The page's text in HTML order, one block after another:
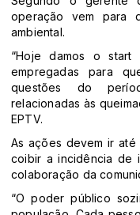
operação vem para
ambiental.
“Hoje damos o
empregadas para
questões do
relacionadas às
EPTV.
As ações devem ir
coibir a incidência de
colaboração da
“O poder público